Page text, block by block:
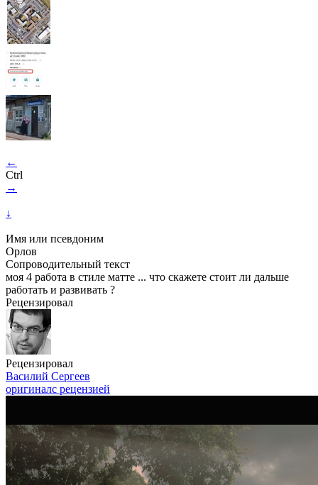
←
Ctrl
→
↓
Имя или псевдоним
Орлов
Сопроводительный текст
моя 4 работа в стиле матте ... что скажете стоит ли дальше
работать и развивать ?
Рецензировал
Рецензировал
Василий Сергеев
оригиналс рецензией